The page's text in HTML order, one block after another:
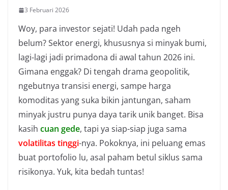
3 Februari 2026
Woy, para investor sejati! Udah pada ngeh
belum? Sektor energi, khususnya si minyak bumi,
lagi-lagi jadi primadona di awal tahun 2026 ini.
Gimana enggak? Di tengah drama geopolitik,
ngebutnya transisi energi, sampe harga
komoditas yang suka bikin jantungan, saham
minyak justru punya daya tarik unik banget. Bisa
kasih cuan gede, tapi ya siap-siap juga sama
volatilitas tinggi-nya. Pokoknya, ini peluang emas
buat portofolio lu, asal paham betul siklus sama
risikonya. Yuk, kita bedah tuntas!